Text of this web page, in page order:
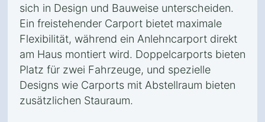
sich in Design und Bauweise unterscheiden.
Ein freistehender Carport bietet maximale
Flexibilität, während ein Anlehncarport direkt
am Haus montiert wird. Doppelcarports bieten
Platz für zwei Fahrzeuge, und spezielle
Designs wie Carports mit Abstellraum bieten
zusätzlichen Stauraum.